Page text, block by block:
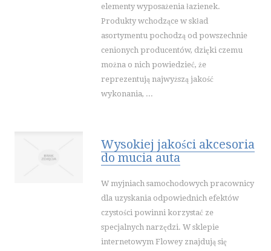
WYPOCZYNEK
WDZIĘK
DIETETYKA, ODCHUDZANIE
KOSMETYKI
LECZENIE
SOFTWARE
OPROGRAMOWANIE
STRONY INTERNETOWE
KONTAKT
elementy wyposażenia łazienek.
Produkty wchodzące w skład
asortymentu pochodzą od powszechnie
cenionych producentów, dzięki czemu
można o nich powiedzieć, że
reprezentują najwyższą jakość
wykonania, ...
Wysokiej jakości akcesoria
do mucia auta
W myjniach samochodowych pracownicy
dla uzyskania odpowiednich efektów
czystości powinni korzystać ze
specjalnych narzędzi. W sklepie
internetowym Flowey znajdują się